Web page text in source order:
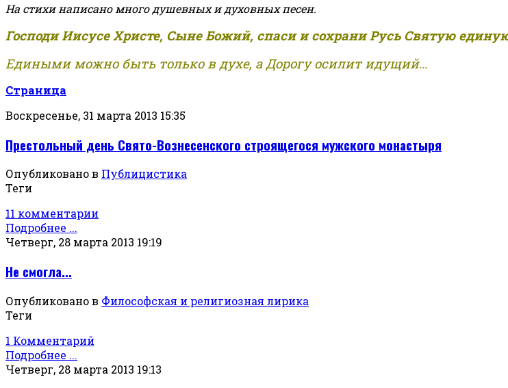
На стихи написано много душевных и духовных песен.
Господи Иисусе Христе, Сыне Божий, спаси и сохрани Русь Святую
Едиными можно быть только в духе, а Дорогу осилит идущий...
Страница
Воскресенье, 31 марта 2013 15:35
Престольный день Свято-Вознесенского строящегося мужского монастыря
Опубликовано в Публицистика
Теги
11 комментарии
Подробнее ...
Четверг, 28 марта 2013 19:19
Не смогла...
Опубликовано в Философская и религиозная лирика
Теги
1 Комментарий
Подробнее ...
Четверг, 28 марта 2013 19:13